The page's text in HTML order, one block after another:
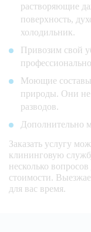
растворяющие
поверхность,
холодильник.
Привозим свой
Моющие составы
природы. Они не
разводов.
Дополнительно
Заказать услугу
клининговую
несколько
стоимости.
для вас время.